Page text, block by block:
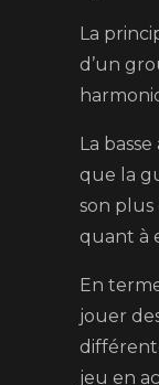
La
d’un
La
que la
son plus
quant à
En
jouer
jeu en